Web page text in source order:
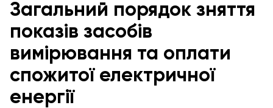
Загальний порядок зняття
показів засобів
вимірювання та оплати
спожитої електричної
енергії